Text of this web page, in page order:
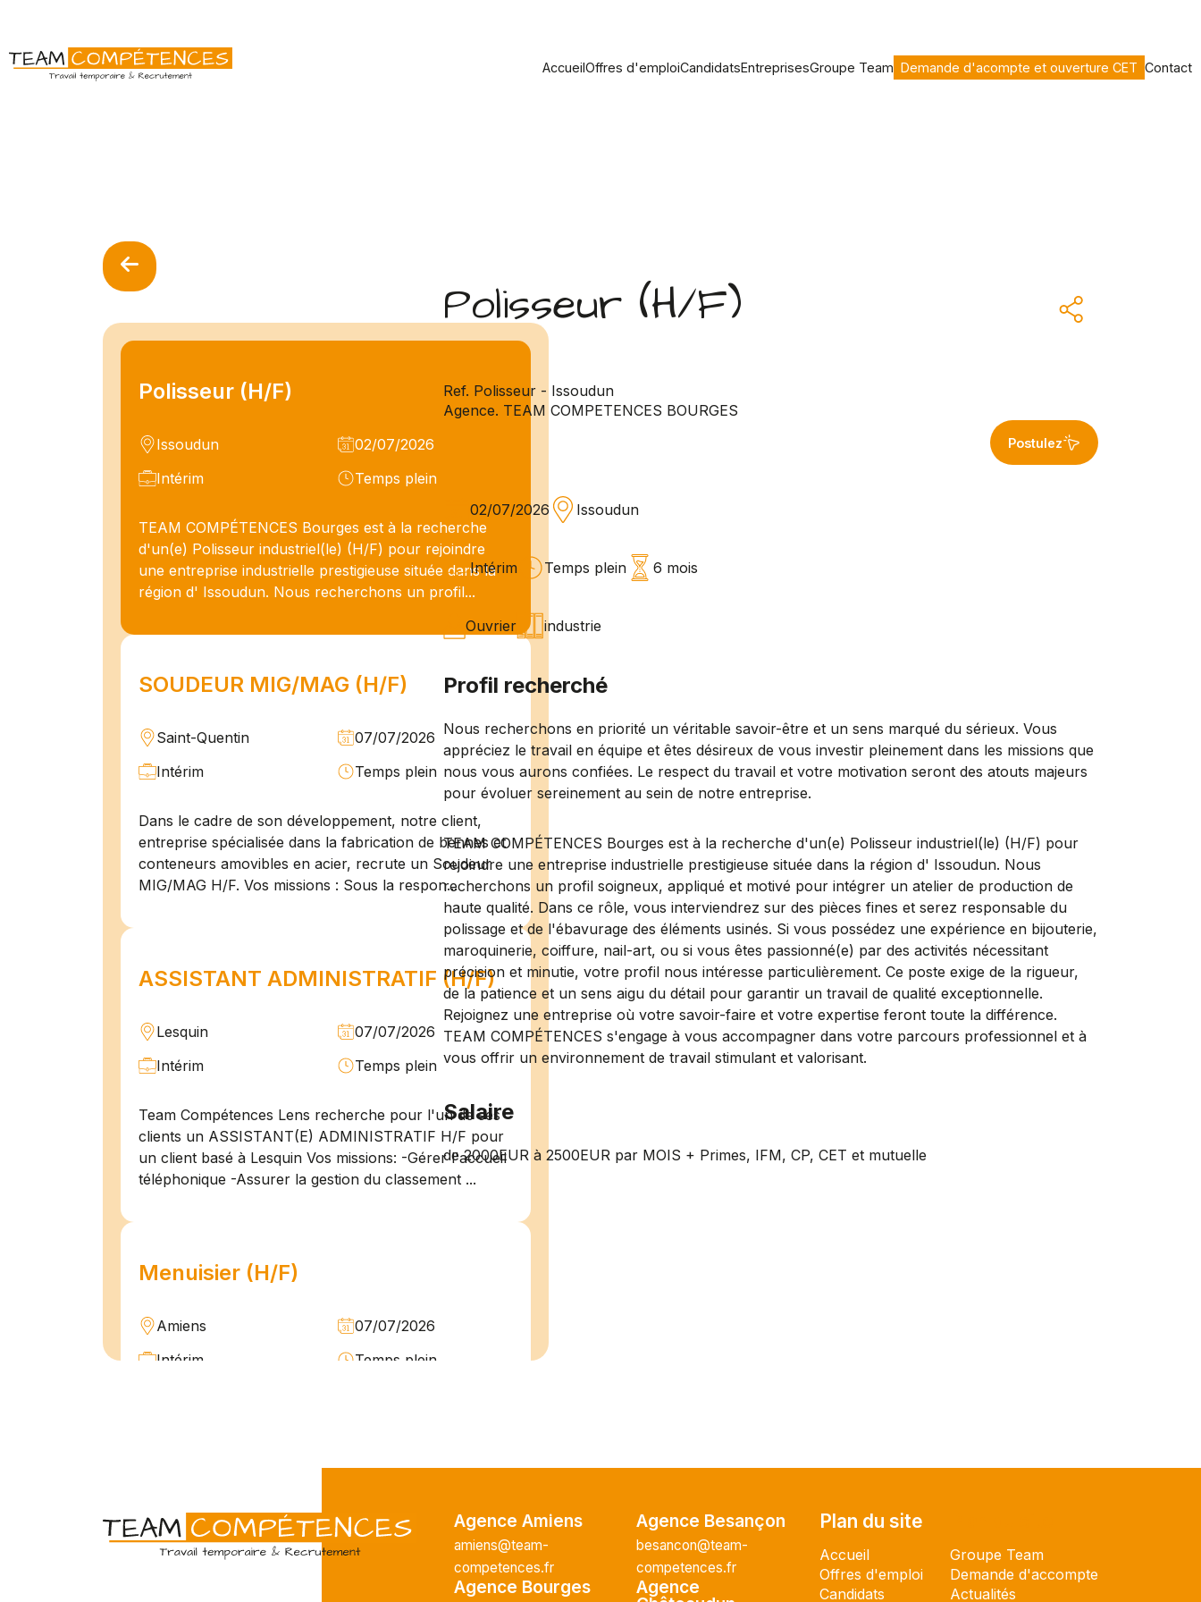
AccueilOffres d'emploiCandidatsEntreprisesGroupe Team Demande d'acompte et ouverture CET Contact
Polisseur (H/F)
Issoudun
02/07/2026
Intérim
Temps plein
TEAM COMPÉTENCES Bourges est à la recherche
d'un(e) Polisseur industriel(le) (H/F) pour rejoindre
une entreprise industrielle prestigieuse située dans la
région d' Issoudun. Nous recherchons un profil...
SOUDEUR MIG/MAG (H/F)
Saint-Quentin
07/07/2026
Intérim
Temps plein
Dans le cadre de son développement, notre client,
entreprise spécialisée dans la fabrication de bennes et
conteneurs amovibles en acier, recrute un Soudeur
MIG/MAG H/F. Vos missions : Sous la respon...
ASSISTANT ADMINISTRATIF (H/F)
Lesquin
07/07/2026
Intérim
Temps plein
Team Compétences Lens recherche pour l'un de ses
clients un ASSISTANT(E) ADMINISTRATIF H/F pour
un client basé à Lesquin Vos missions: -Gérer l'accueil
téléphonique -Assurer la gestion du classement ...
Menuisier (H/F)
Amiens
07/07/2026
Intérim
Temps plein
une équipe déjà en place dans une structure majeur...
Technicien de maintenance H/F
Polisseur (H/F)
Ref. Polisseur - Issoudun
Agence. TEAM COMPETENCES BOURGES
Postulez
02/07/2026 Issoudun
Intérim Temps plein 6 mois
Ouvrier industrie
Profil recherché
Nous recherchons en priorité un véritable savoir-être et un sens marqué du sérieux. Vous
appréciez le travail en équipe et êtes désireux de vous investir pleinement dans les missions que
nous vous aurons confiées. Le respect du travail et votre motivation seront des atouts majeurs
pour évoluer sereinement au sein de notre entreprise.
TEAM COMPÉTENCES Bourges est à la recherche d'un(e) Polisseur industriel(le) (H/F) pour
rejoindre une entreprise industrielle prestigieuse située dans la région d' Issoudun. Nous
recherchons un profil soigneux, appliqué et motivé pour intégrer un atelier de production de
haute qualité. Dans ce rôle, vous interviendrez sur des pièces fines et serez responsable du
polissage et de l'ébavurage des éléments usinés. Si vous possédez une expérience en bijouterie,
maroquinerie, coiffure, nail-art, ou si vous êtes passionné(e) par des activités nécessitant
précision et minutie, votre profil nous intéresse particulièrement. Ce poste exige de la rigueur,
de la patience et un sens aigu du détail pour garantir un travail de qualité exceptionnelle.
Rejoignez une entreprise où votre savoir-faire et votre expertise feront toute la différence.
TEAM COMPÉTENCES s'engage à vous accompagner dans votre parcours professionnel et à
vous offrir un environnement de travail stimulant et valorisant.
Salaire
de 2000EUR à 2500EUR par MOIS + Primes, IFM, CP, CET et mutuelle
Agence Amiens
amiens@team-
competences.fr
Agence Bourges
Agence Besançon
besancon@team-
competences.fr
Agence
Plan du site
Accueil
Offres d'emploi
Candidats
Groupe Team
Demande d'accompte
Actualités